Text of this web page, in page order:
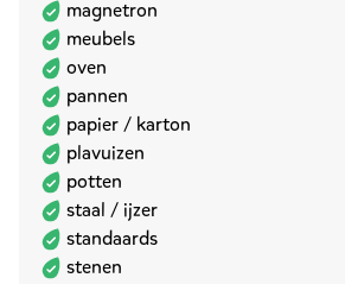
magnetron
meubels
oven
pannen
papier / karton
plavuizen
potten
staal / ijzer
standaards
stenen